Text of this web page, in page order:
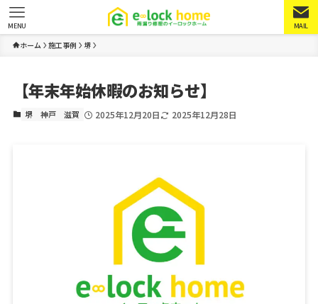
MAIL
MENU
ホーム 施工事例 堺
【年末年始休暇のお知らせ】
堺 神戸 滋賀 2025年12月20日 2025年12月28日